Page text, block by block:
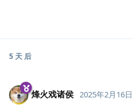
5 天 后
烽火戏诸侯 2025年2月16日